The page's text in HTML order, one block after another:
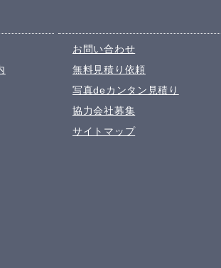
お問い合わせ
無料見積り依頼
写真deカンタン見積り
協力会社募集
サイトマップ